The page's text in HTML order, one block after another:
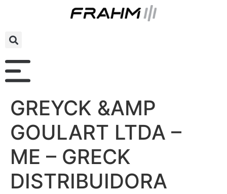
GREYCK &AMP
GOULART LTDA –
ME – GRECK
DISTRIBUIDORA